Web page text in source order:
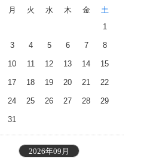
月 火 水 木 金
土
1
3 4 5 6 7 8
10 11 12 13 14 15
17 18 19 20 21 22
24 25 26 27 28 29
31
2026年09月